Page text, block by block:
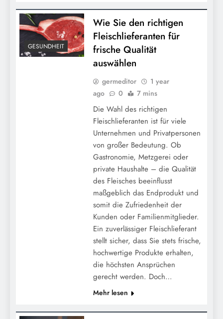
GESUNDHEIT
Wie Sie den richtigen
Fleischlieferanten für
frische Qualität
auswählen
germeditor
1 year
ago
0 7 mins
Die Wahl des richtigen
Fleischlieferanten ist für viele
Unternehmen und Privatpersonen
von großer Bedeutung. Ob
Gastronomie, Metzgerei oder
private Haushalte – die Qualität
des Fleisches beeinflusst
maßgeblich das Endprodukt und
somit die Zufriedenheit der
Kunden oder Familienmitglieder.
Ein zuverlässiger Fleischlieferant
stellt sicher, dass Sie stets frische,
hochwertige Produkte erhalten,
die höchsten Ansprüchen
gerecht werden. Doch…
Mehr lesen